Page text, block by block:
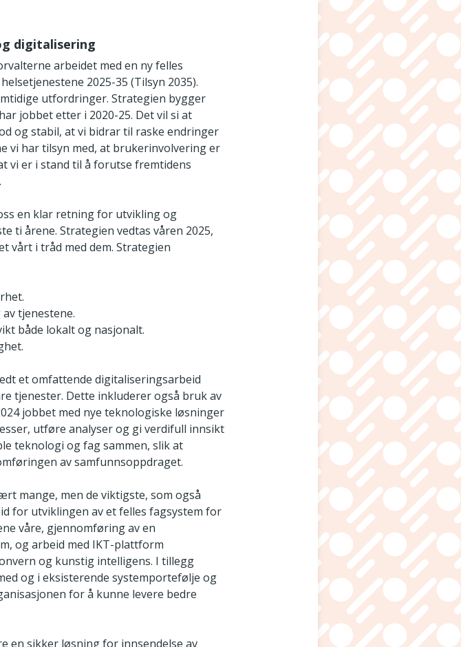
digitalisering
arbeidet med en ny felles
2025-35 (Tilsyn 2035).
utfordringer. Strategien bygger
jobbet etter i 2020-25. Det vil si at
og stabil, at vi bidrar til raske endringer
vi har tilsyn med, at brukerinvolvering er
vi er i stand til å forutse fremtidens
en klar retning for utvikling og
ti årene. Strategien vedtas våren 2025,
vårt i tråd med dem. Strategien
tjenestene.
både lokalt og nasjonalt.
et omfattende digitaliseringsarbeid
tjenester. Dette inkluderer også bruk av
jobbet med nye teknologiske løsninger
utføre analyser og gi verdifull innsikt
teknologi og fag sammen, slik at
av samfunnsoppdraget.
mange, men de viktigste, som også
for utviklingen av et felles fagsystem for
våre, gjennomføring av en
og arbeid med IKT-plattform
og kunstig intelligens. I tillegg
og i eksisterende systemportefølje og
for å kunne levere bedre
en sikker løsning for innsendelse av